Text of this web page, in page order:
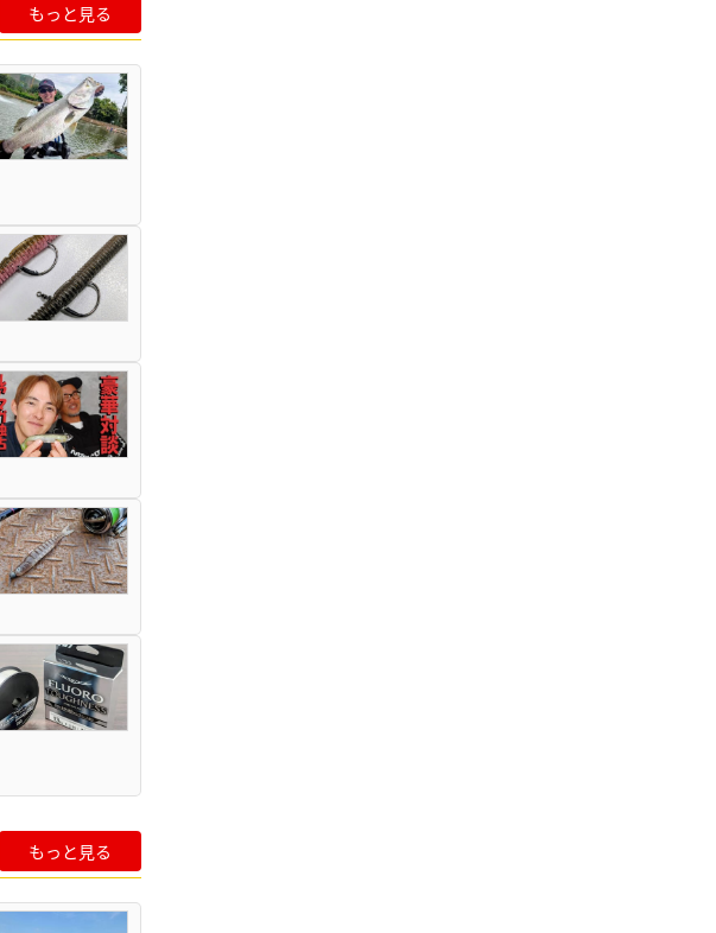
もっと見る
もっと見る